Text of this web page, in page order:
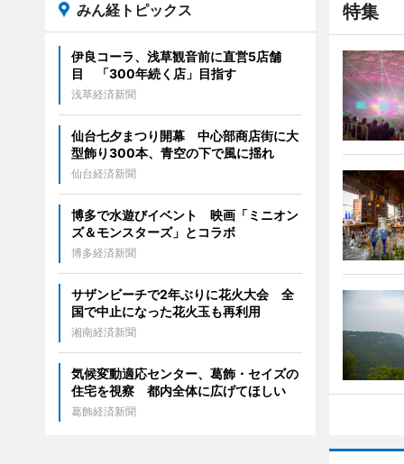
特集
みん経トピックス
伊良コーラ、浅草観音前に直営5店舗
目 「300年続く店」目指す
浅草経済新聞
仙台七夕まつり開幕 中心部商店街に大
型飾り300本、青空の下で風に揺れ
仙台経済新聞
博多で水遊びイベント 映画「ミニオン
ズ＆モンスターズ」とコラボ
博多経済新聞
サザンビーチで2年ぶりに花火大会 全
国で中止になった花火玉も再利用
湘南経済新聞
気候変動適応センター、葛飾・セイズの
住宅を視察 都内全体に広げてほしい
葛飾経済新聞